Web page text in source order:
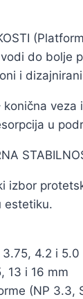
KOSTI
do bolje
i
konična
u
izbor
estetiku.
4.2 i 5.0
13 i 16 mm
(NP 3.3,